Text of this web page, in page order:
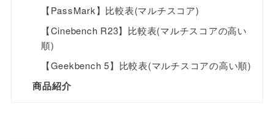
【PassMark】比較表(マルチスコア)
【Cinebench R23】比較表(マルチスコアの高い
順)
【Geekbench 5】比較表(マルチスコアの高い順)
商品紹介